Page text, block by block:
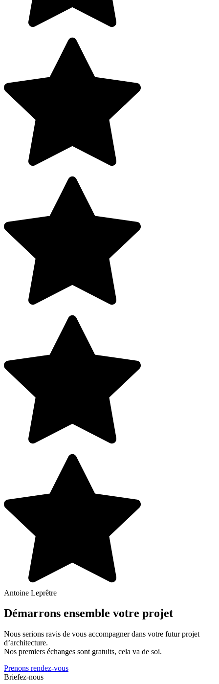
Antoine Leprêtre
Démarrons ensemble votre projet
Nous serions ravis de vous accompagner dans votre futur projet
d’architecture.
Nos premiers échanges sont gratuits, cela va de soi.
Prenons rendez-vous
Briefez-nous